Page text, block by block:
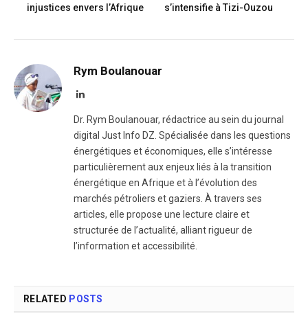
injustices envers l’Afrique
s’intensifie à Tizi-Ouzou
Rym Boulanouar
LinkedIn
Dr. Rym Boulanouar, rédactrice au sein du journal
digital Just Info DZ. Spécialisée dans les questions
énergétiques et économiques, elle s’intéresse
particulièrement aux enjeux liés à la transition
énergétique en Afrique et à l’évolution des
marchés pétroliers et gaziers. À travers ses
articles, elle propose une lecture claire et
structurée de l’actualité, alliant rigueur de
l’information et accessibilité.
RELATED POSTS